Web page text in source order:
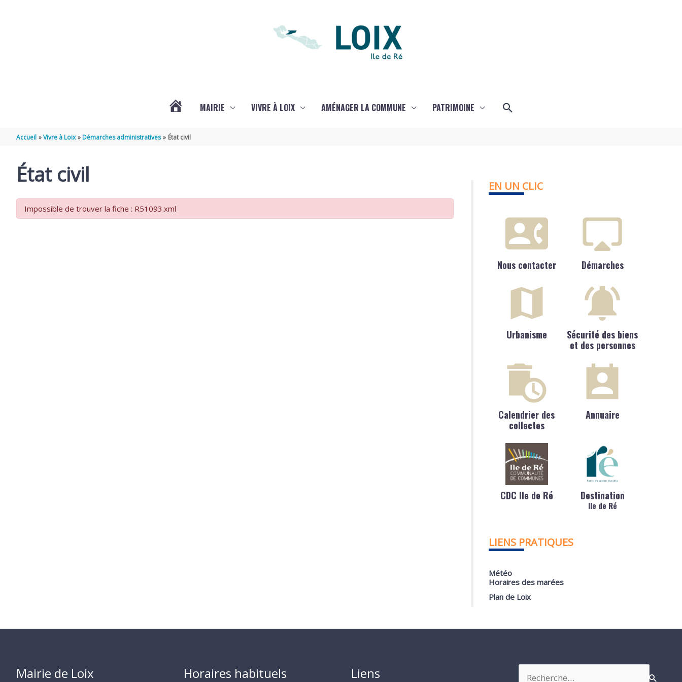
MAIRIE VIVRE À LOIX AMÉNAGER LA COMMUNE PATRIMOINE Rechercher
Accueil Vivre à Loix Démarches administratives État civil
État civil
Impossible de trouver la fiche : R51093.xml
EN UN CLIC
Nous contacter Démarches
Urbanisme
Sécurité des biens
et des personnes
Calendrier des
collectes
Annuaire
CDC Ile de Ré Destination
Ile de Ré
LIENS PRATIQUES
Météo
Horaires des marées
Plan de Loix
Mairie de Loix Horaires habituels Liens